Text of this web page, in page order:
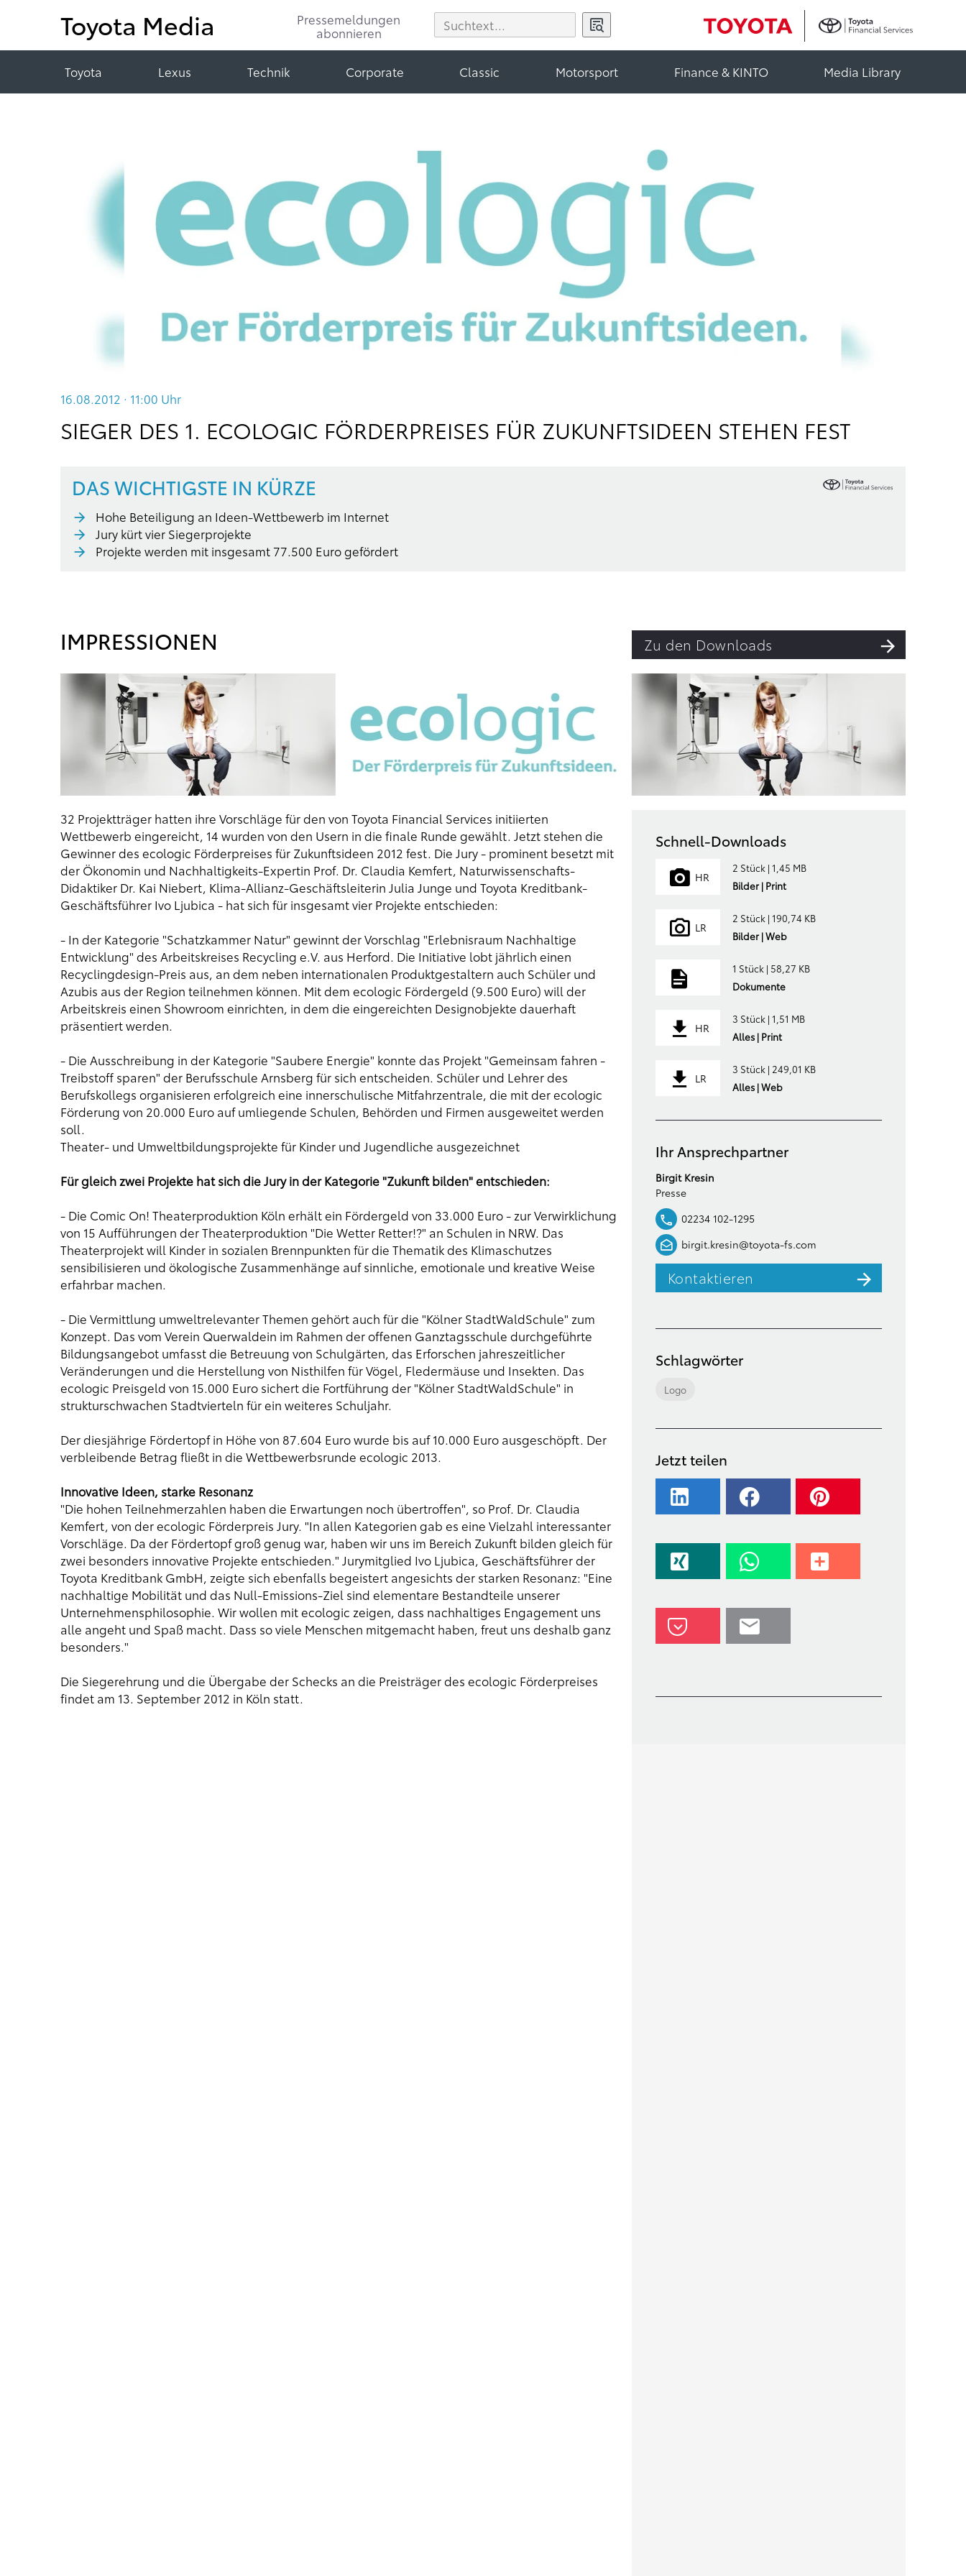
Toyota Media
Pressemeldungen
abonnieren
Toyota Lexus Technik Corporate Classic Motorsport Finance & KINTO Media Library
16.08.2012 · 11:00 Uhr
SIEGER DES 1. ECOLOGIC FÖRDERPREISES FÜR ZUKUNFTSIDEEN STEHEN FEST
DAS WICHTIGSTE IN KÜRZE
Hohe Beteiligung an Ideen-Wettbewerb im Internet
Jury kürt vier Siegerprojekte
Projekte werden mit insgesamt 77.500 Euro gefördert
IMPRESSIONEN Zu den Downloads
32 Projektträger hatten ihre Vorschläge für den von Toyota Financial Services initiierten
Wettbewerb eingereicht, 14 wurden von den Usern in die finale Runde gewählt. Jetzt stehen die
Gewinner des ecologic Förderpreises für Zukunftsideen 2012 fest. Die Jury - prominent besetzt mit
der Ökonomin und Nachhaltigkeits-Expertin Prof. Dr. Claudia Kemfert, Naturwissenschafts-
Didaktiker Dr. Kai Niebert, Klima-Allianz-Geschäftsleiterin Julia Junge und Toyota Kreditbank-
Geschäftsführer Ivo Ljubica - hat sich für insgesamt vier Projekte entschieden:
- In der Kategorie "Schatzkammer Natur" gewinnt der Vorschlag "Erlebnisraum Nachhaltige
Entwicklung" des Arbeitskreises Recycling e.V. aus Herford. Die Initiative lobt jährlich einen
Recyclingdesign-Preis aus, an dem neben internationalen Produktgestaltern auch Schüler und
Azubis aus der Region teilnehmen können. Mit dem ecologic Fördergeld (9.500 Euro) will der
Arbeitskreis einen Showroom einrichten, in dem die eingereichten Designobjekte dauerhaft
präsentiert werden.
- Die Ausschreibung in der Kategorie "Saubere Energie" konnte das Projekt "Gemeinsam fahren -
Treibstoff sparen" der Berufsschule Arnsberg für sich entscheiden. Schüler und Lehrer des
Berufskollegs organisieren erfolgreich eine innerschulische Mitfahrzentrale, die mit der ecologic
Förderung von 20.000 Euro auf umliegende Schulen, Behörden und Firmen ausgeweitet werden
soll.
Theater- und Umweltbildungsprojekte für Kinder und Jugendliche ausgezeichnet
Für gleich zwei Projekte hat sich die Jury in der Kategorie "Zukunft bilden" entschieden:
- Die Comic On! Theaterproduktion Köln erhält ein Fördergeld von 33.000 Euro - zur Verwirklichung
von 15 Aufführungen der Theaterproduktion "Die Wetter Retter!?" an Schulen in NRW. Das
Theaterprojekt will Kinder in sozialen Brennpunkten für die Thematik des Klimaschutzes
sensibilisieren und ökologische Zusammenhänge auf sinnliche, emotionale und kreative Weise
erfahrbar machen.
- Die Vermittlung umweltrelevanter Themen gehört auch für die "Kölner StadtWaldSchule" zum
Konzept. Das vom Verein Querwaldein im Rahmen der offenen Ganztagsschule durchgeführte
Bildungsangebot umfasst die Betreuung von Schulgärten, das Erforschen jahreszeitlicher
Veränderungen und die Herstellung von Nisthilfen für Vögel, Fledermäuse und Insekten. Das
ecologic Preisgeld von 15.000 Euro sichert die Fortführung der "Kölner StadtWaldSchule" in
strukturschwachen Stadtvierteln für ein weiteres Schuljahr.
Der diesjährige Fördertopf in Höhe von 87.604 Euro wurde bis auf 10.000 Euro ausgeschöpft. Der
verbleibende Betrag fließt in die Wettbewerbsrunde ecologic 2013.
Innovative Ideen, starke Resonanz
"Die hohen Teilnehmerzahlen haben die Erwartungen noch übertroffen", so Prof. Dr. Claudia
Kemfert, von der ecologic Förderpreis Jury. "In allen Kategorien gab es eine Vielzahl interessanter
Vorschläge. Da der Fördertopf groß genug war, haben wir uns im Bereich Zukunft bilden gleich für
zwei besonders innovative Projekte entschieden." Jurymitglied Ivo Ljubica, Geschäftsführer der
Toyota Kreditbank GmbH, zeigte sich ebenfalls begeistert angesichts der starken Resonanz: "Eine
nachhaltige Mobilität und das Null-Emissions-Ziel sind elementare Bestandteile unserer
Unternehmensphilosophie. Wir wollen mit ecologic zeigen, dass nachhaltiges Engagement uns
alle angeht und Spaß macht. Dass so viele Menschen mitgemacht haben, freut uns deshalb ganz
besonders."
Die Siegerehrung und die Übergabe der Schecks an die Preisträger des ecologic Förderpreises
findet am 13. September 2012 in Köln statt.
Schnell-Downloads
HR
2 Stück | 1,45 MB
Bilder | Print
LR
2 Stück | 190,74 KB
Bilder | Web
1 Stück | 58,27 KB
Dokumente
HR
3 Stück | 1,51 MB
Alles | Print
LR
3 Stück | 249,01 KB
Alles | Web
Ihr Ansprechpartner
Birgit Kresin
Presse
02234 102-1295
birgit.kresin@toyota-fs.com
Kontaktieren
Schlagwörter
Logo
Jetzt teilen